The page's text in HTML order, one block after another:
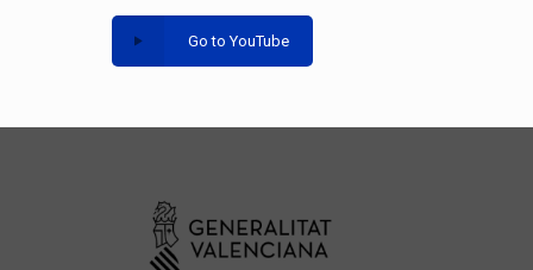
Go to YouTube